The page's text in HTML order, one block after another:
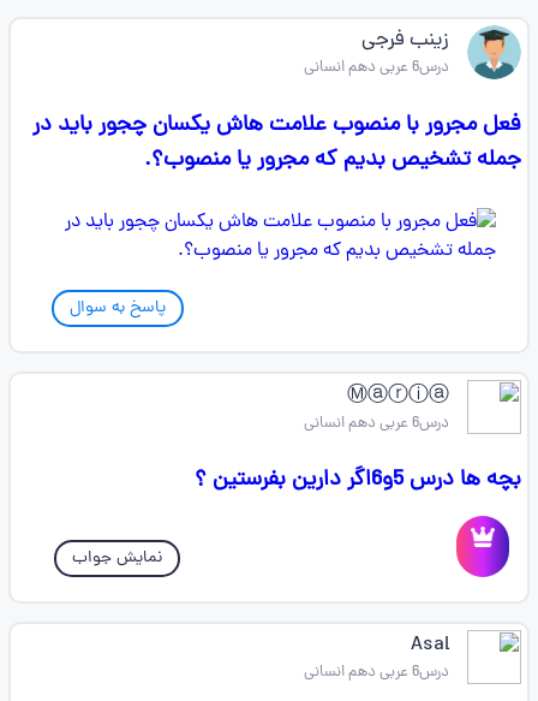
زینب فرجی
درس6 عربی دهم انسانی
فعل مجرور با منصوب علامت هاش یکسان چجور باید در
جمله تشخیص بدیم که مجرور یا منصوب؟.
پاسخ به سوال
Ⓜⓐⓡⓘⓐ
درس6 عربی دهم انسانی
بچه ها درس 5و6اگر دارین بفرستین ؟
نمایش جواب
Asal
درس6 عربی دهم انسانی